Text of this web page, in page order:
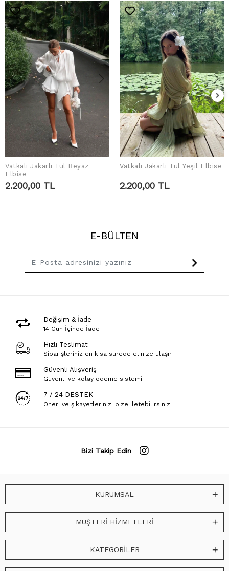
SEPETE EKLE
Vatkalı Jakarlı Tül Beyaz
Elbise
2.200,00 TL
SEPETE EKLE
Vatkalı Jakarlı Tül Yeşil Elbise
2.200,00 TL
E-BÜLTEN
Değişim & İade
14 Gün İçinde İade
Hızlı Teslimat
Siparişleriniz en kısa sürede elinize ulaşır.
Güvenli Alışveriş
Güvenli ve kolay ödeme sistemi
7 / 24 DESTEK
Öneri ve şikayetlerinizi bize iletebilirsiniz.
Bizi Takip Edin
KURUMSAL
MÜŞTERİ HİZMETLERİ
KATEGORİLER